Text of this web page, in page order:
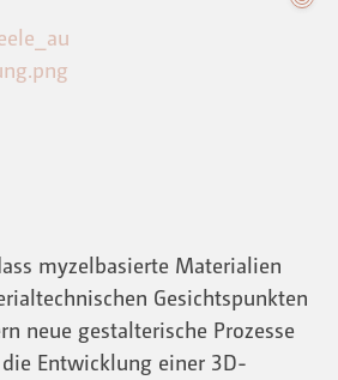
myzelbasierte Materialien
Gesichtspunkten
neue gestalterische Prozesse
Entwicklung einer 3D-